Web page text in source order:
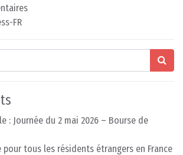
FR
: Journée du 2 mai 2026 – Bourse de
tous les résidents étrangers en France